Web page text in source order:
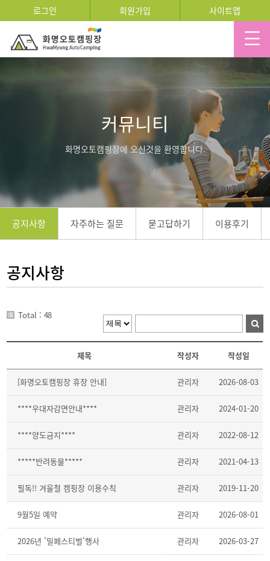
로그인 회원가입 사이트맵
커뮤니티
화명오토캠핑장에 오신것을 환영합니다.
공지사항 자주하는 질문 묻고답하기 이용후기
공지사항
Total : 48
제목 작성자 작성일
[화명오토캠핑장 휴장 안내] 관리자 2026-08-03
****우대자감면안내**** 관리자 2024-01-20
****양도금지**** 관리자 2022-08-12
*****반려동물***** 관리자 2021-04-13
필독!! 겨울철 캠핑장 이용수칙 관리자 2019-11-20
9월5일 예약 관리자 2026-08-01
2026년 '밀페스티벌'행사 관리자 2026-03-27